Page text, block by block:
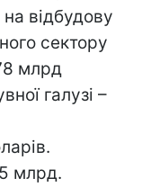
відбудову
сектору
млрд
галузі –
млрд.